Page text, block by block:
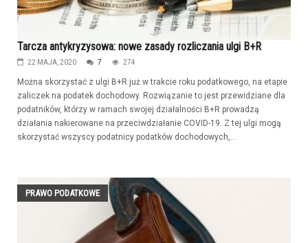
Tarcza antykryzysowa: nowe zasady rozliczania ulgi B+R
22 MAJA, 2020 7 274
Można skorzystać z ulgi B+R już w trakcie roku podatkowego, na etapie
zaliczek na podatek dochodowy. Rozwiązanie to jest przewidziane dla
podatników, którzy w ramach swojej działalności B+R prowadzą
działania nakierowane na przeciwdziałanie COVID-19. Z tej ulgi mogą
skorzystać wszyscy podatnicy podatków dochodowych,...
PRAWO PODATKOWE